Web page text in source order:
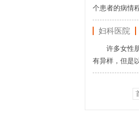
个患者的病情
妇科医院
许多女性
有异样，但是